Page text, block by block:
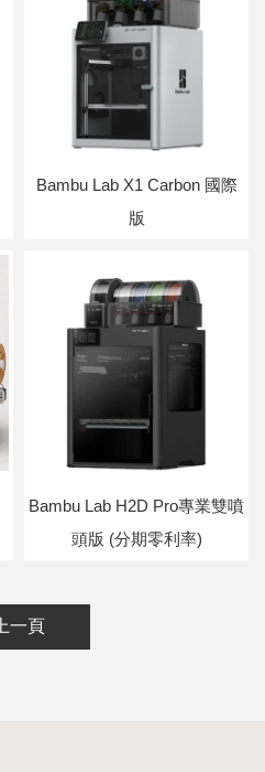
Bambu Lab X1 Carbon 國際
版
Bambu Lab H2D Pro專業雙噴
頭版 (分期零利率)
上一頁